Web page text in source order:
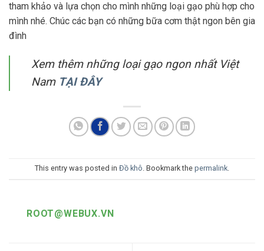
tham khảo và lựa chọn cho mình những loại gạo phù hợp cho
mình nhé. Chúc các bạn có những bữa cơm thật ngon bên gia
đình
Xem thêm những loại gạo ngon nhất Việt
Nam TẠI ĐÂY
This entry was posted in Đồ khô. Bookmark the permalink.
ROOT@WEBUX.VN